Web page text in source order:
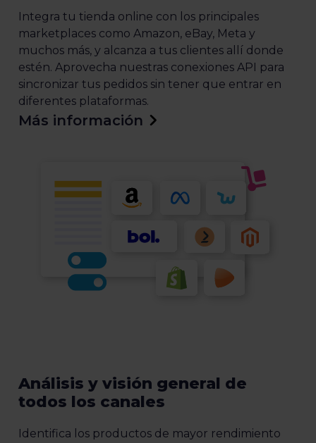
Integra tu tienda online con los principales
marketplaces como Amazon, eBay, Meta y
muchos más, y alcanza a tus clientes allí donde
estén. Aprovecha nuestras conexiones API para
sincronizar tus pedidos sin tener que entrar en
diferentes plataformas.
Más información
Análisis y visión general de
todos los canales
Identifica los productos de mayor rendimiento